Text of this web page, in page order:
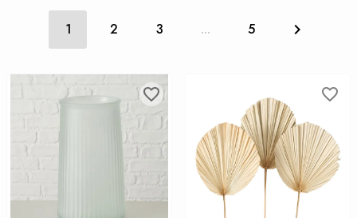
1 2 3 ... 5